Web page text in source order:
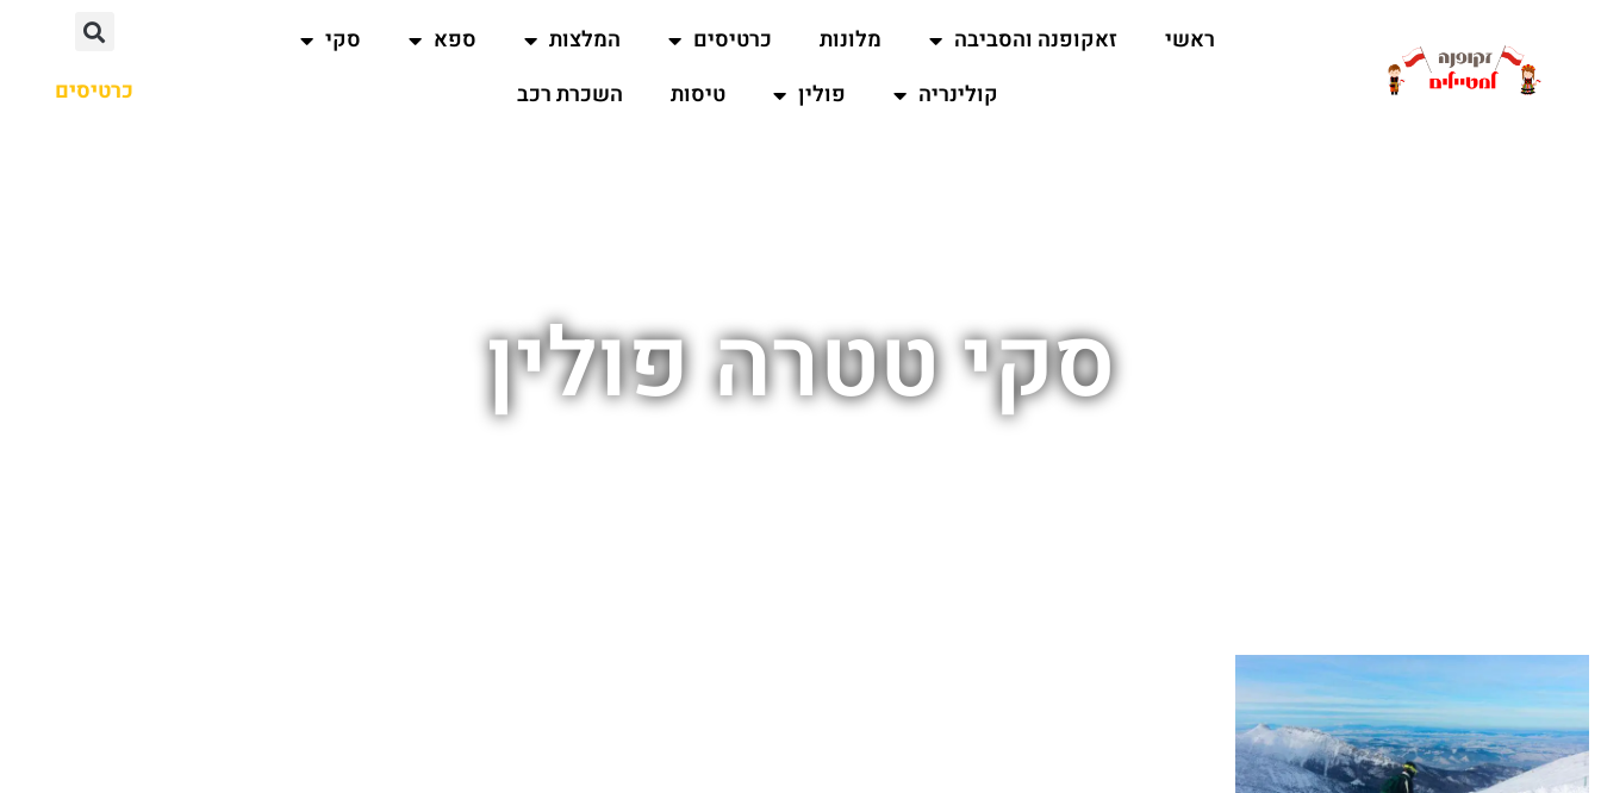
ראשי זאקופנה והסביבה מלונות כרטיסים המלצות ספא
סקי
קולינריה
פולין טיסות השכרת רכב כרטיסים
סקי טטרה פולין